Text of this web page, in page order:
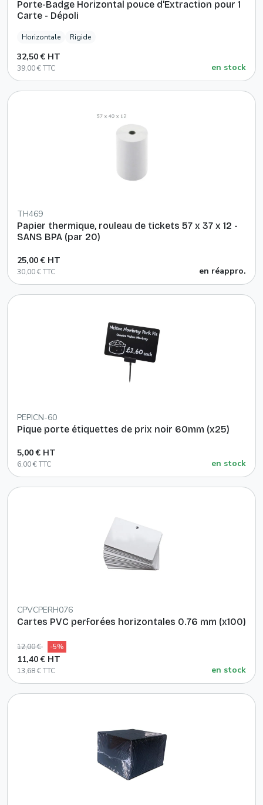
Porte-Badge Horizontal pouce d'Extraction pour 1
Carte - Dépoli
Horizontale Rigide
32,50 € HT
39,00 € TTC en stock
TH469
Papier thermique, rouleau de tickets 57 x 37 x 12 -
SANS BPA (par 20)
25,00 € HT
30,00 € TTC en réappro.
PEPICN-60
Pique porte étiquettes de prix noir 60mm (x25)
5,00 € HT
6,00 € TTC en stock
CPVCPERH076
Cartes PVC perforées horizontales 0.76 mm (x100)
12,00 € -5%
11,40 € HT
13,68 € TTC en stock